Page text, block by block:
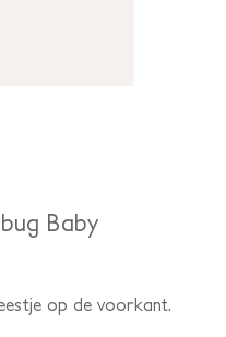
Baby
op de voorkant.